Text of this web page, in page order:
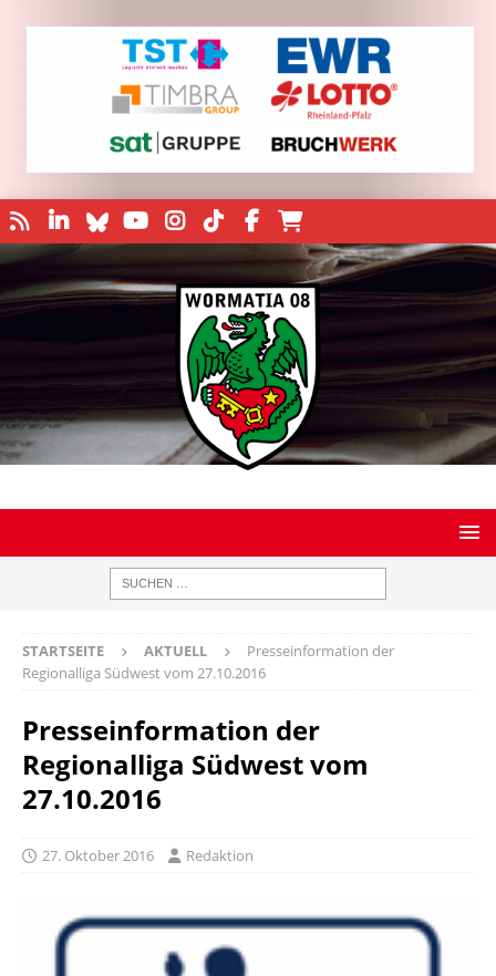
STARTSEITE AKTUELL
Presseinformation der
Regionalliga Südwest vom 27.10.2016
Presseinformation der
Regionalliga Südwest vom
27.10.2016
27. Oktober 2016 Redaktion